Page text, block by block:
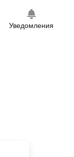
Уведомления